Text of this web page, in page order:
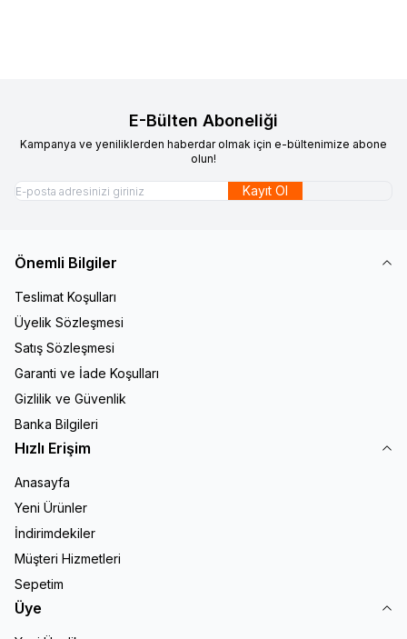
E-Bülten Aboneliği
Kampanya ve yeniliklerden haberdar olmak için e-bültenimize abone
olun!
Kayıt Ol
Önemli Bilgiler
Teslimat Koşulları
Üyelik Sözleşmesi
Satış Sözleşmesi
Garanti ve İade Koşulları
Gizlilik ve Güvenlik
Banka Bilgileri
Hızlı Erişim
Anasayfa
Yeni Ürünler
İndirimdekiler
Müşteri Hizmetleri
Sepetim
Üye